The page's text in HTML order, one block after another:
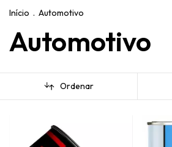
Início . Automotivo
Automotivo
Ordenar